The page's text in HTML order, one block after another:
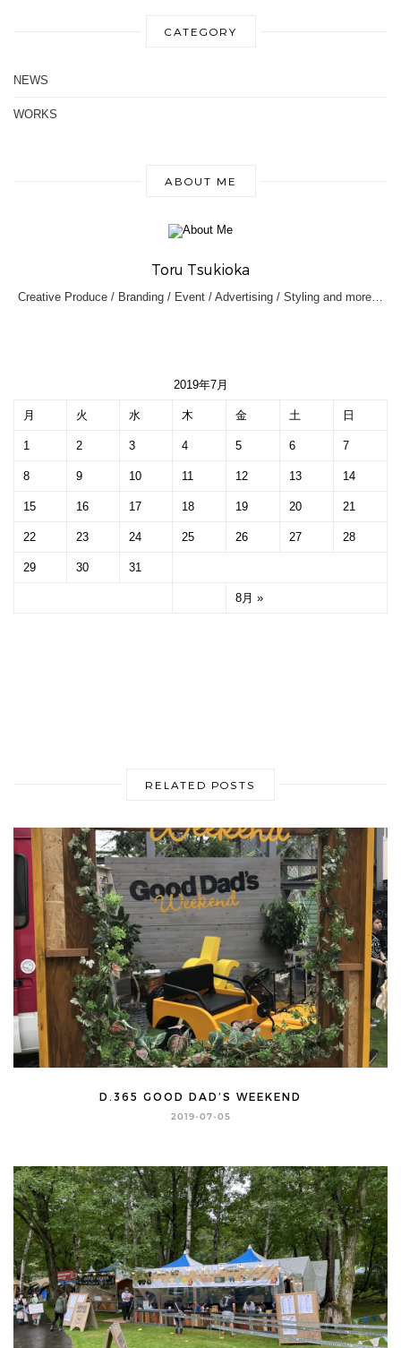
CATEGORY
NEWS
WORKS
ABOUT ME
Toru Tsukioka
Creative Produce / Branding / Event / Advertising / Styling and more…
2019年7月
月 火 水 木 金 土 日
8月 »
1 2 3 4 5 6 7
8 9 10 11 12 13 14
15 16 17 18 19 20 21
22 23 24 25 26 27 28
29 30 31
RELATED POSTS
D.365 GOOD DAD’S WEEKEND
2019-07-05